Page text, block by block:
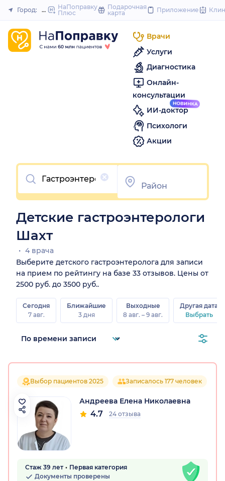
to
Закрыть
Город: ШахтыНаПоправку
Плюс
Подарочная
карта
Приложение
Врачи
Услуги
Диагностика
Онлайн-
консультации
ИИ-доктор
Психологи
Акции
Очистить
Детские гастроэнтерологи
Шахт
4 врача
Выберите детского гастроэнтеролога для записи
на прием по рейтингу на базе 33 отзывов. Цены от
2500 руб. до 3500 руб..
Сегодня
7 авг.
Ближайшие
3 дня
Выходные
8 авг. – 9 авг.
Другая дата
Выбрать
Выбор пациентов 2025 Записалось 177 человек
Андреева Елена Николаевна
4.7 24 отзыва
Стаж 39 лет
Первая категория
Документы проверены